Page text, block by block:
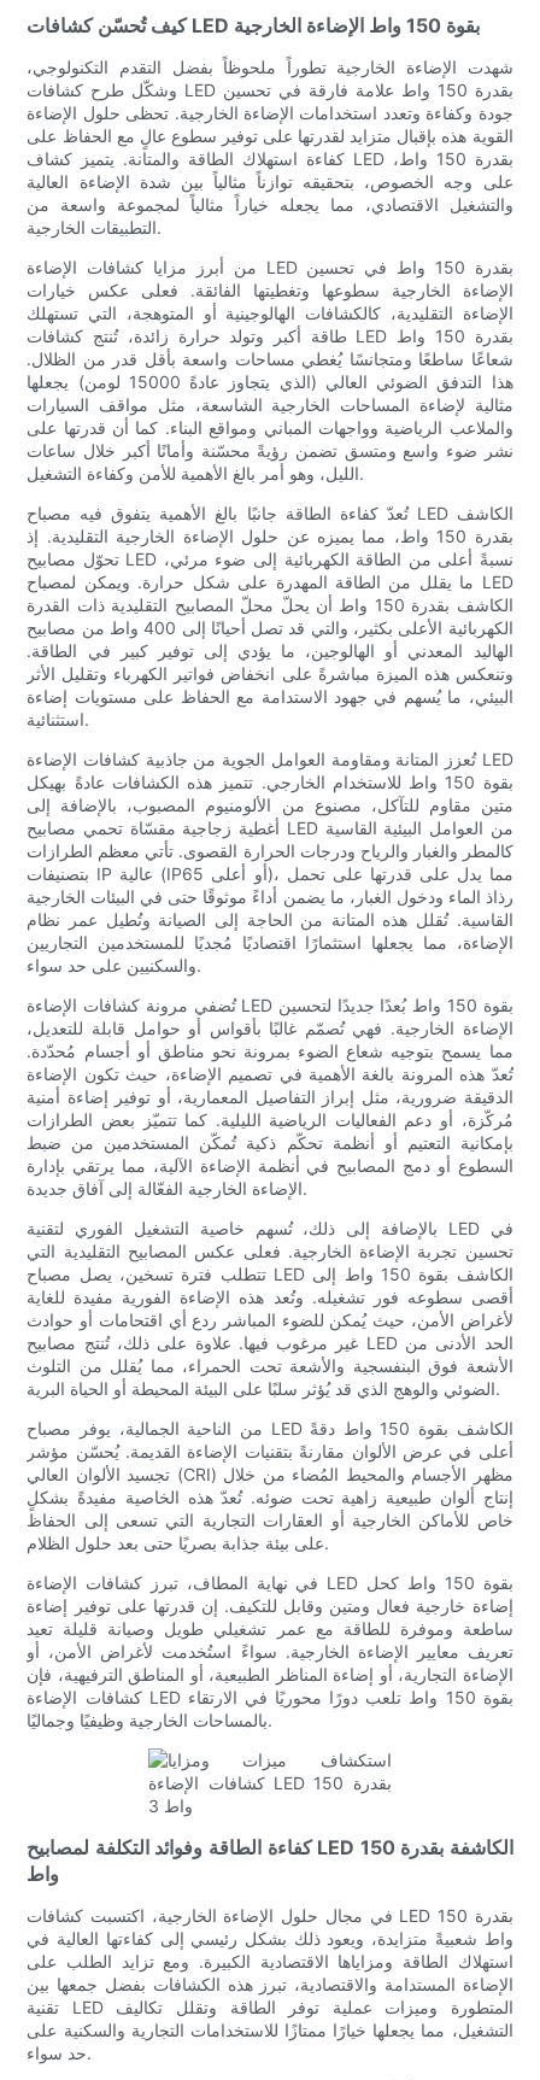
كيف تُحسّن كشافات LED بقوة 150 واط الإضاءة الخارجية
شهدت الإضاءة الخارجية تطوراً ملحوظاً بفضل التقدم التكنولوجي،
وشكّل طرح كشافات LED بقدرة 150 واط علامة فارقة في تحسين
جودة وكفاءة وتعدد استخدامات الإضاءة الخارجية. تحظى حلول الإضاءة
القوية هذه بإقبال متزايد لقدرتها على توفير سطوع عالٍ مع الحفاظ على
كفاءة استهلاك الطاقة والمتانة. يتميز كشاف LED بقدرة 150 واط،
على وجه الخصوص، بتحقيقه توازناً مثالياً بين شدة الإضاءة العالية
والتشغيل الاقتصادي، مما يجعله خياراً مثالياً لمجموعة واسعة من
التطبيقات الخارجية.
من أبرز مزايا كشافات الإضاءة LED بقدرة 150 واط في تحسين
الإضاءة الخارجية سطوعها وتغطيتها الفائقة. فعلى عكس خيارات
الإضاءة التقليدية، كالكشافات الهالوجينية أو المتوهجة، التي تستهلك
طاقة أكبر وتولد حرارة زائدة، تُنتج كشافات LED بقدرة 150 واط
شعاعًا ساطعًا ومتجانسًا يُغطي مساحات واسعة بأقل قدر من الظلال.
هذا التدفق الضوئي العالي (الذي يتجاوز عادةً 15000 لومن) يجعلها
مثالية لإضاءة المساحات الخارجية الشاسعة، مثل مواقف السيارات
والملاعب الرياضية وواجهات المباني ومواقع البناء. كما أن قدرتها على
نشر ضوء واسع ومتسق تضمن رؤيةً محسّنة وأمانًا أكبر خلال ساعات
الليل، وهو أمر بالغ الأهمية للأمن وكفاءة التشغيل.
تُعدّ كفاءة الطاقة جانبًا بالغ الأهمية يتفوق فيه مصباح LED الكاشف
بقدرة 150 واط، مما يميزه عن حلول الإضاءة الخارجية التقليدية. إذ
تحوّل مصابيح LED نسبةً أعلى من الطاقة الكهربائية إلى ضوء مرئي،
ما يقلل من الطاقة المهدرة على شكل حرارة. ويمكن لمصباح LED
الكاشف بقدرة 150 واط أن يحلّ محلّ المصابيح التقليدية ذات القدرة
الكهربائية الأعلى بكثير، والتي قد تصل أحيانًا إلى 400 واط من مصابيح
الهاليد المعدني أو الهالوجين، ما يؤدي إلى توفير كبير في الطاقة.
وتنعكس هذه الميزة مباشرةً على انخفاض فواتير الكهرباء وتقليل الأثر
البيئي، ما يُسهم في جهود الاستدامة مع الحفاظ على مستويات إضاءة
استثنائية.
تُعزز المتانة ومقاومة العوامل الجوية من جاذبية كشافات الإضاءة LED
بقوة 150 واط للاستخدام الخارجي. تتميز هذه الكشافات عادةً بهيكل
متين مقاوم للتآكل، مصنوع من الألومنيوم المصبوب، بالإضافة إلى
أغطية زجاجية مقسّاة تحمي مصابيح LED من العوامل البيئية القاسية
كالمطر والغبار والرياح ودرجات الحرارة القصوى. تأتي معظم الطرازات
بتصنيفات IP عالية (IP65 أو أعلى)، مما يدل على قدرتها على تحمل
رذاذ الماء ودخول الغبار، ما يضمن أداءً موثوقًا حتى في البيئات الخارجية
القاسية. تُقلل هذه المتانة من الحاجة إلى الصيانة وتُطيل عمر نظام
الإضاءة، مما يجعلها استثمارًا اقتصاديًا مُجديًا للمستخدمين التجاريين
والسكنيين على حد سواء.
تُضفي مرونة كشافات الإضاءة LED بقوة 150 واط بُعدًا جديدًا لتحسين
الإضاءة الخارجية. فهي تُصمّم غالبًا بأقواس أو حوامل قابلة للتعديل،
مما يسمح بتوجيه شعاع الضوء بمرونة نحو مناطق أو أجسام مُحدّدة.
تُعدّ هذه المرونة بالغة الأهمية في تصميم الإضاءة، حيث تكون الإضاءة
الدقيقة ضرورية، مثل إبراز التفاصيل المعمارية، أو توفير إضاءة أمنية
مُركّزة، أو دعم الفعاليات الرياضية الليلية. كما تتميّز بعض الطرازات
بإمكانية التعتيم أو أنظمة تحكّم ذكية تُمكّن المستخدمين من ضبط
السطوع أو دمج المصابيح في أنظمة الإضاءة الآلية، مما يرتقي بإدارة
الإضاءة الخارجية الفعّالة إلى آفاق جديدة.
بالإضافة إلى ذلك، تُسهم خاصية التشغيل الفوري لتقنية LED في
تحسين تجربة الإضاءة الخارجية. فعلى عكس المصابيح التقليدية التي
تتطلب فترة تسخين، يصل مصباح LED الكاشف بقوة 150 واط إلى
أقصى سطوعه فور تشغيله. وتُعد هذه الإضاءة الفورية مفيدة للغاية
لأغراض الأمن، حيث يُمكن للضوء المباشر ردع أي اقتحامات أو حوادث
غير مرغوب فيها. علاوة على ذلك، تُنتج مصابيح LED الحد الأدنى من
الأشعة فوق البنفسجية والأشعة تحت الحمراء، مما يُقلل من التلوث
الضوئي والوهج الذي قد يُؤثر سلبًا على البيئة المحيطة أو الحياة البرية.
من الناحية الجمالية، يوفر مصباح LED الكاشف بقوة 150 واط دقةً
أعلى في عرض الألوان مقارنةً بتقنيات الإضاءة القديمة. يُحسّن مؤشر
تجسيد الألوان العالي (CRI) مظهر الأجسام والمحيط المُضاء من خلال
إنتاج ألوان طبيعية زاهية تحت ضوئه. تُعدّ هذه الخاصية مفيدةً بشكلٍ
خاص للأماكن الخارجية أو العقارات التجارية التي تسعى إلى الحفاظ
على بيئة جذابة بصريًا حتى بعد حلول الظلام.
في نهاية المطاف، تبرز كشافات الإضاءة LED بقوة 150 واط كحل
إضاءة خارجية فعال ومتين وقابل للتكيف. إن قدرتها على توفير إضاءة
ساطعة وموفرة للطاقة مع عمر تشغيلي طويل وصيانة قليلة تعيد
تعريف معايير الإضاءة الخارجية. سواءً استُخدمت لأغراض الأمن، أو
الإضاءة التجارية، أو إضاءة المناظر الطبيعية، أو المناطق الترفيهية، فإن
كشافات الإضاءة LED بقوة 150 واط تلعب دورًا محوريًا في الارتقاء
بالمساحات الخارجية وظيفيًا وجماليًا.
كفاءة الطاقة وفوائد التكلفة لمصابيح LED الكاشفة بقدرة 150
واط
في مجال حلول الإضاءة الخارجية، اكتسبت كشافات LED بقدرة 150
واط شعبيةً متزايدة، ويعود ذلك بشكل رئيسي إلى كفاءتها العالية في
استهلاك الطاقة ومزاياها الاقتصادية الكبيرة. ومع تزايد الطلب على
الإضاءة المستدامة والاقتصادية، تبرز هذه الكشافات بفضل جمعها بين
تقنية LED المتطورة وميزات عملية توفر الطاقة وتقلل تكاليف
التشغيل، مما يجعلها خيارًا ممتازًا للاستخدامات التجارية والسكنية على
حد سواء.